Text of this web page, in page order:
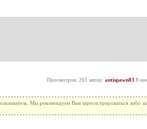
Просмотров: 265 автор: antispawn83 8
Мы рекомендуем Вам зарегистрироваться либо